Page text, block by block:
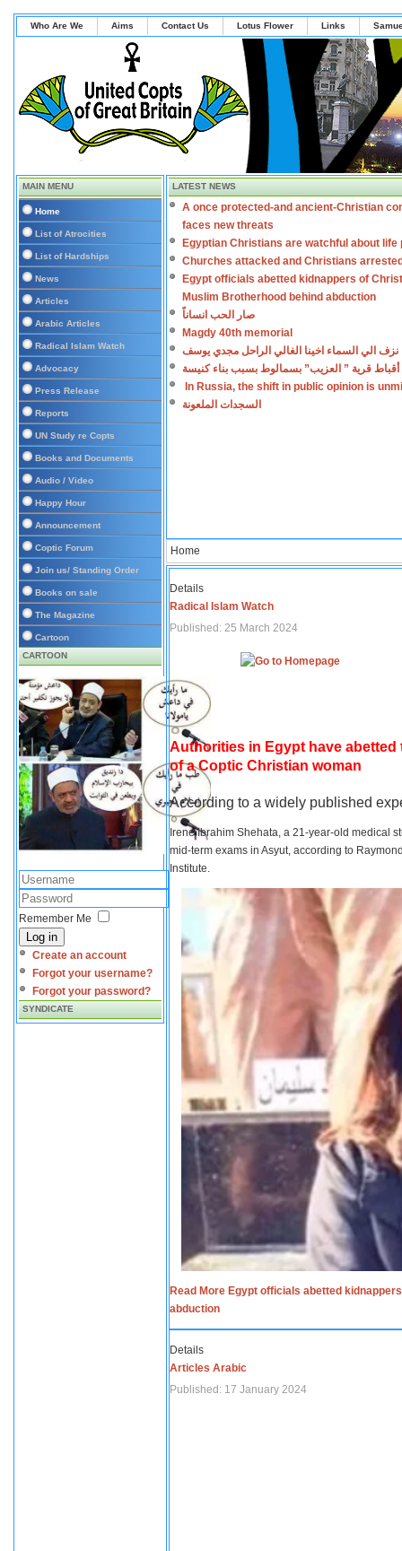
Who Are We Aims Contact Us Lotus Flower Links
MAIN MENU
Home
List of Atrocities
List of Hardships
News
Articles
Arabic Articles
Radical Islam Watch
Advocacy
Press Release
Reports
UN Study re Copts
Books and Documents
Audio / Video
Happy Hour
Announcement
Coptic Forum
Join us/ Standing Order
Books on sale
The Magazine
Cartoon
CARTOON
Remember Me
Log in
Create an account
Forgot your username?
Forgot your password?
SYNDICATE
LATEST NEWS
A once protected-and ancient-Christian
faces new threats
Egyptian Christians are watchful about life
Churches attacked and Christians
Egypt officials abetted kidnappers of
Muslim Brotherhood behind abduction
صار الحب انساناً
Magdy 40th memorial
نزف الي السماء اخينا الغالي الراحل مجدي يوسف
أقباط قرية ” العزيب” بسمالوط بسبب بناء كنيسة
In Russia, the shift in public opinion is
السجدات الملعونة
Home
Details
Radical Islam Watch
Published: 25 March 2024
Authorities in Egypt have
of a Coptic Christian woman
According to a widely published
Irene Ibrahim Shehata, a 21-year-old medical
mid-term exams in Asyut, according to
Institute.
Read More Egypt officials abetted
abduction
Details
Articles Arabic
Published: 17 January 2024